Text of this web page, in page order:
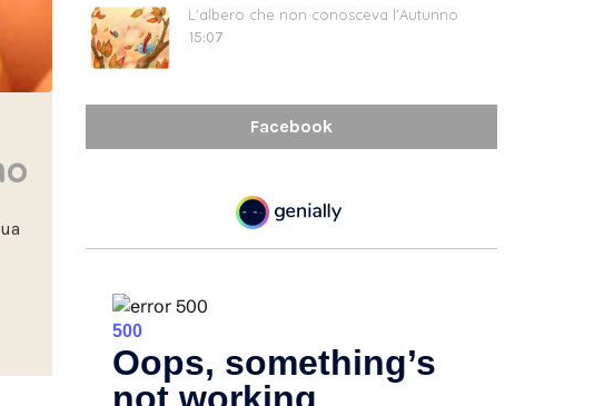
L'albero che non conosceva l'Autunno
15:07
Facebook